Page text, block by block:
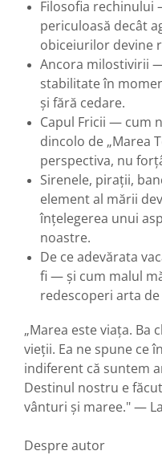
Filosofia rechinului
periculoasă decât
obiceiurilor devine
Ancora milostivirii
stabilitate în
și fără cedare.
Capul Fricii — cum
dincolo de „Marea
perspectiva, nu
Sirenele, pirații,
element al mării
înțelegerea unui
noastre.
De ce adevărata
fi — și cum malul
redescoperi arta
„Marea este viața. Ba
vieții. Ea ne spune ce
indiferent că suntem
Destinul nostru e
vânturi și maree." —
Despre autor